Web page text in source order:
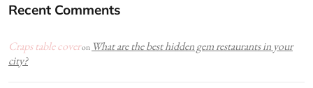
Recent Comments
Craps table coveron What are the best hidden gem restaurants in your
city?